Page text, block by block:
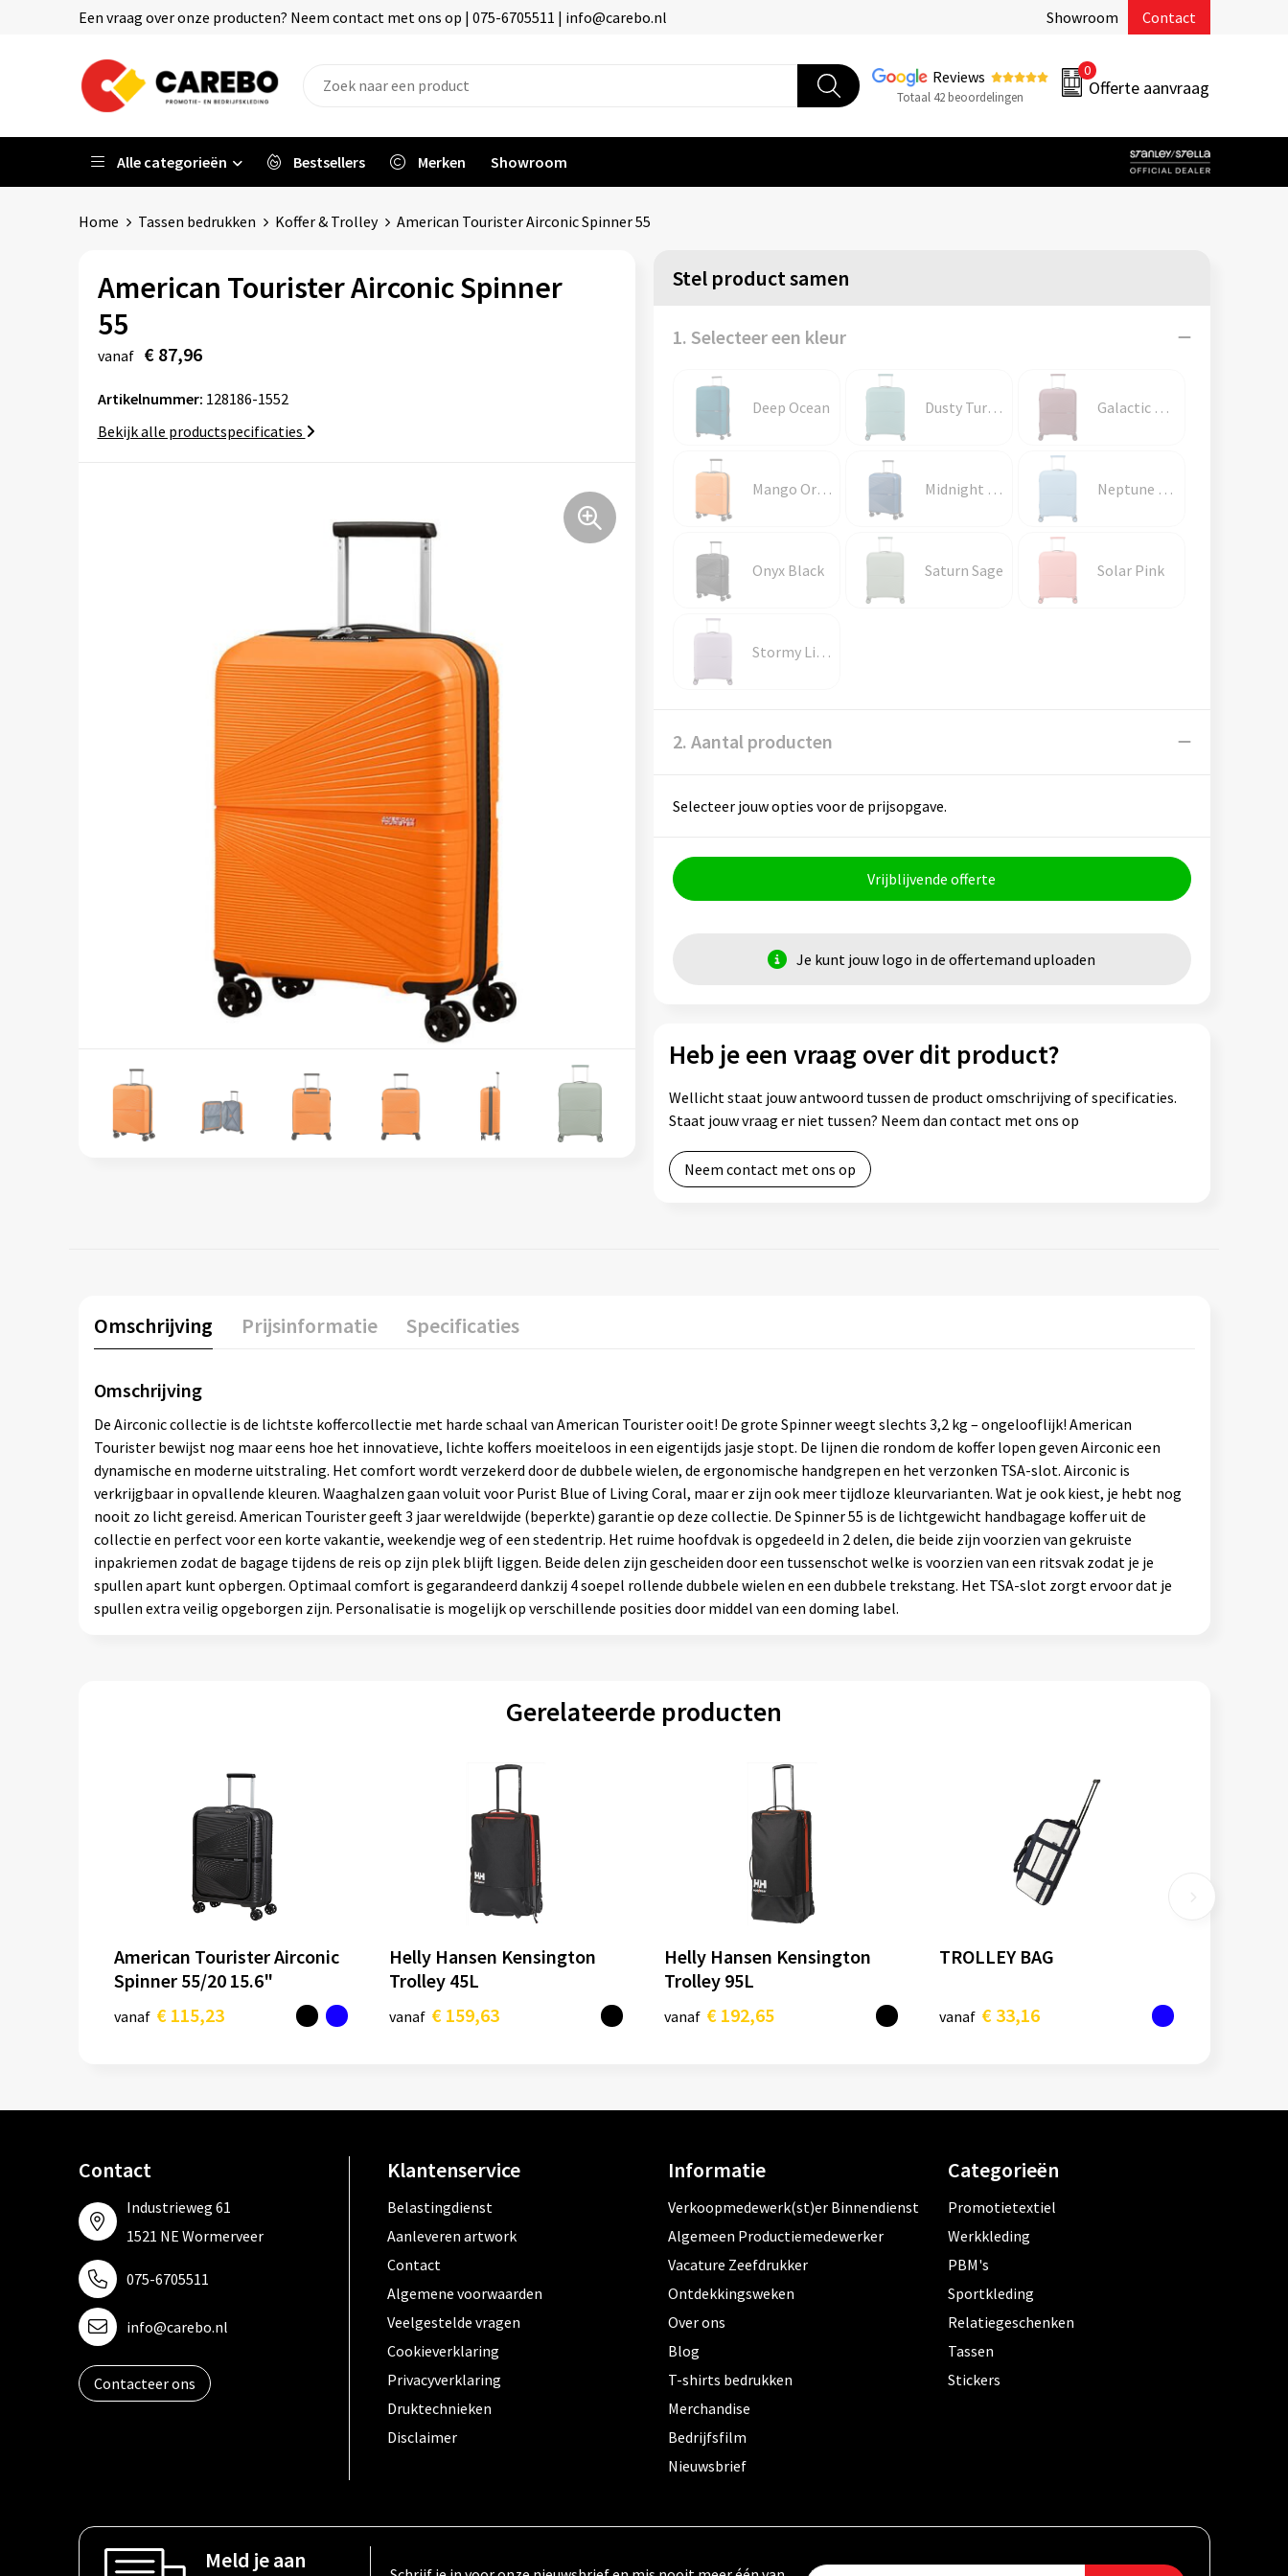
Een vraag over onze producten? Neem contact met ons op | 075-6705511 | info@carebo.nl Showroom Contact
Reviews
Totaal 42 beoordelingen
0
Offerte aanvraag
Alle categorieën Bestsellers Merken Showroom
Home Tassen bedrukken Koffer & Trolley American Tourister Airconic Spinner 55
American Tourister Airconic Spinner
55
vanaf € 87,96
Artikelnummer: 128186-1552
Bekijk alle productspecificaties
Stel product samen
1. Selecteer een kleur
Deep Ocean Dusty Turquoise Galactic Mauve
Mango Orange Midnight Navy Neptune Blue
Onyx Black Saturn Sage Solar Pink
Stormy Lilac
2. Aantal producten
Selecteer jouw opties voor de prijsopgave.
Vrijblijvende offerte
Je kunt jouw logo in de offertemand uploaden
Heb je een vraag over dit product?
Wellicht staat jouw antwoord tussen de product omschrijving of specificaties.
Staat jouw vraag er niet tussen? Neem dan contact met ons op
Neem contact met ons op
Omschrijving Prijsinformatie Specificaties
Omschrijving
De Airconic collectie is de lichtste koffercollectie met harde schaal van American Tourister ooit! De grote Spinner weegt slechts 3,2 kg – ongelooflijk! American
Tourister bewijst nog maar eens hoe het innovatieve, lichte koffers moeiteloos in een eigentijds jasje stopt. De lijnen die rondom de koffer lopen geven Airconic een
dynamische en moderne uitstraling. Het comfort wordt verzekerd door de dubbele wielen, de ergonomische handgrepen en het verzonken TSA-slot. Airconic is
verkrijgbaar in opvallende kleuren. Waaghalzen gaan voluit voor Purist Blue of Living Coral, maar er zijn ook meer tijdloze kleurvarianten. Wat je ook kiest, je hebt nog
nooit zo licht gereisd. American Tourister geeft 3 jaar wereldwijde (beperkte) garantie op deze collectie. De Spinner 55 is de lichtgewicht handbagage koffer uit de
collectie en perfect voor een korte vakantie, weekendje weg of een stedentrip. Het ruime hoofdvak is opgedeeld in 2 delen, die beide zijn voorzien van gekruiste
inpakriemen zodat de bagage tijdens de reis op zijn plek blijft liggen. Beide delen zijn gescheiden door een tussenschot welke is voorzien van een ritsvak zodat je je
spullen apart kunt opbergen. Optimaal comfort is gegarandeerd dankzij 4 soepel rollende dubbele wielen en een dubbele trekstang. Het TSA-slot zorgt ervoor dat je
spullen extra veilig opgeborgen zijn. Personalisatie is mogelijk op verschillende posities door middel van een doming label.
Gerelateerde producten
American Tourister Airconic
Spinner 55/20 15.6"
vanaf € 115,23
Helly Hansen Kensington
Trolley 45L
vanaf € 159,63
Helly Hansen Kensington
Trolley 95L
vanaf € 192,65
TROLLEY BAG
vanaf € 33,16
Contact
Industrieweg 61
1521 NE Wormerveer
075-6705511
info@carebo.nl
Contacteer ons
Klantenservice
Belastingdienst
Aanleveren artwork
Contact
Algemene voorwaarden
Veelgestelde vragen
Cookieverklaring
Privacyverklaring
Druktechnieken
Disclaimer
Informatie
Verkoopmedewerk(st)er Binnendienst
Algemeen Productiemedewerker
Vacature Zeefdrukker
Ontdekkingsweken
Over ons
Blog
T-shirts bedrukken
Merchandise
Bedrijfsfilm
Nieuwsbrief
Categorieën
Promotietextiel
Werkkleding
PBM's
Sportkleding
Relatiegeschenken
Tassen
Stickers
Meld je aan